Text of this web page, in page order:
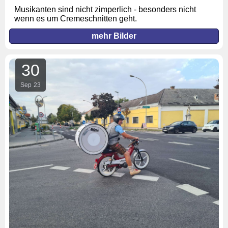
Musikanten sind nicht zimperlich - besonders nicht
wenn es um Cremeschnitten geht.
mehr Bilder
30
Sep 23